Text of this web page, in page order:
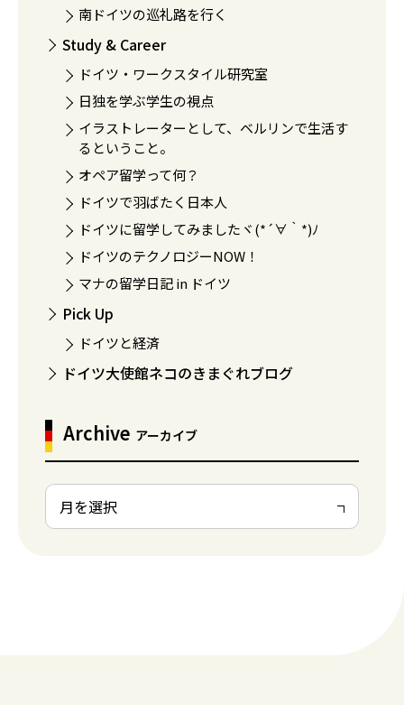
南ドイツの巡礼路を行く
Study & Career
ドイツ・ワークスタイル研究室
日独を学ぶ学生の視点
イラストレーターとして、ベルリンで生活す
るということ。
オペア留学って何？
ドイツで羽ばたく日本人
ドイツに留学してみましたヾ(*´∀｀*)ﾉ
ドイツのテクノロジーNOW！
マナの留学日記 in ドイツ
Pick Up
ドイツと経済
ドイツ大使館ネコのきまぐれブログ
Archive アーカイブ